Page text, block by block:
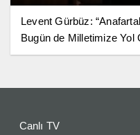
Levent Gürbüz:
Bugün de Milletimize Yol
Canlı TV